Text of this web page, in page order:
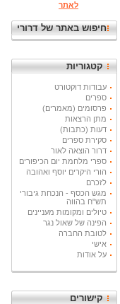
לאתר
חיפוש באתר של דרורי
קטגוריות
עבודות דוקטורט
ספרים
פרסומים (מאמרים)
מתן הרצאות
דעות (כתבות)
סקירת ספרים
דרור הוצאה לאור
ספרי מלחמת יום הכיפורים
הורי היקרים יוסף ואהובה
לזכרם
מגש הכסף - הנכחת גיבורי
תש"ח בהווה
טיולים ומקומות מעניינים
הפינה של שאול נגר
לטובת החברה
אישי
על אודות
קישורים